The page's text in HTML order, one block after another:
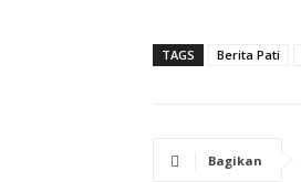
TAGS Berita Pati
Bagikan